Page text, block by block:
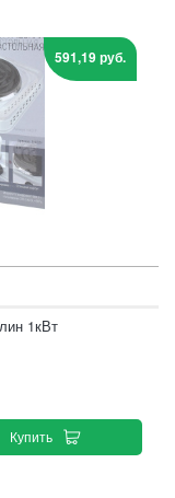
591,19 руб.
1кВт
Купить